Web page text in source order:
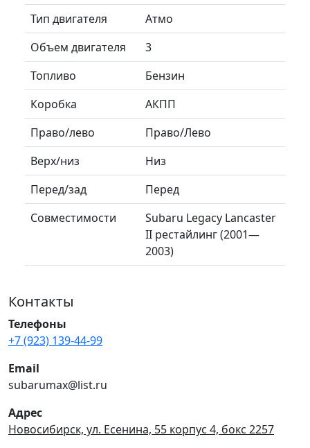
Тип двигателя
Атмо
Объем двигателя
3
Топливо
Бензин
Коробка
АКПП
Право/лево
Право/Лево
Верх/низ
Низ
Перед/зад
Перед
Совместимости
Subaru Legacy Lancaster
II рестайлинг (2001—
2003)
Контакты
Телефоны
+7 (923) 139-44-99
Email
subarumax@list.ru
Адрес
Новосибирск, ул. Есенина, 55 корпус 4, бокс 2257